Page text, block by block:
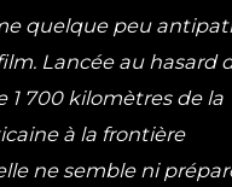
quelque peu
Lancée au hasard
1 700 kilomètres de la
à la frontière
ne semble ni